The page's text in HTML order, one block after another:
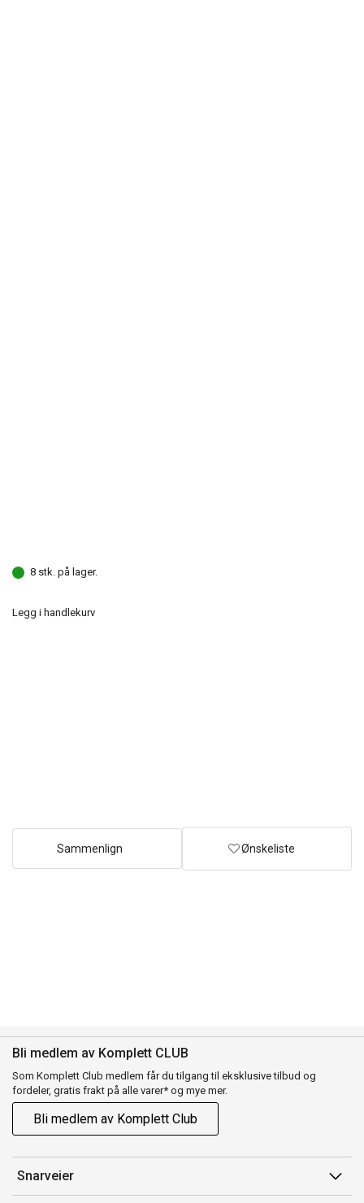
8 stk. på lager.
Legg i handlekurv
Sammenlign Ønskeliste
Bli medlem av Komplett CLUB
Som Komplett Club medlem får du tilgang til eksklusive tilbud og
fordeler, gratis frakt på alle varer* og mye mer.
Bli medlem av Komplett Club
Snarveier